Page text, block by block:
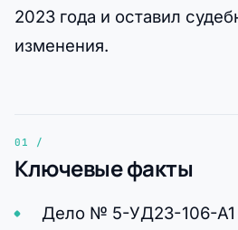
2023 года и оставил
изменения.
Ключевые факты
Дело № 5-УД23-106-А1